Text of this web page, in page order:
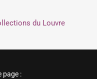
du Louvre
page :